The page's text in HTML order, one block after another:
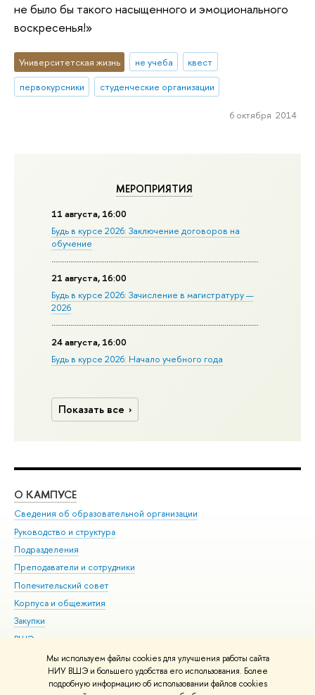
Мы используем файлы cookies для улучшения работы сайта
НИУ ВШЭ и большего удобства его использования. Более
подробную информацию об использовании файлов cookies
МЕРОПРИЯТИЯ
11 августа, 16:00
Будь в курсе 2026: Заключение договоров на
обучение
21 августа, 16:00
Будь в курсе 2026: Зачисление в магистратуру —
2026
24 августа, 16:00
Будь в курсе 2026: Начало учебного года
Показать все
не было бы такого насыщенного и эмоционального
воскресенья!»
Университетская жизнь не учеба
квест
первокурсники
студенческие организации
6 октября 2014
О КАМПУСЕ
Сведения об образовательной организации
Руководство и структура
Подразделения
Преподаватели и сотрудники
Попечительский совет
Корпуса и общежития
Закупки
ВШЭ для студентов с ограниченными возможностями
здоровья и инвалидностью
Версия для слабовидящих
Единая платежная страница